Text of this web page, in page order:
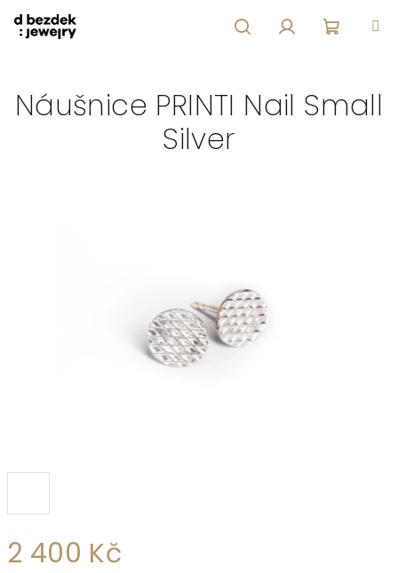
na
obsah
košík
2 400 Kč
Náušnice PRINTI Nail Small
Silver